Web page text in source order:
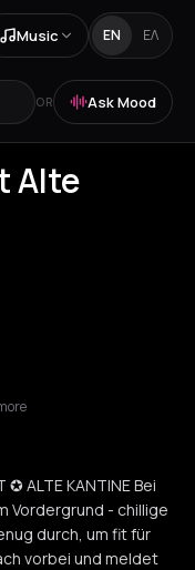
Music EN ΕΛ
OR Ask Mood
Alte
✪ ALTE KANTINE Bei
Vordergrund - chillige
durch, um fit für
vorbei und meldet